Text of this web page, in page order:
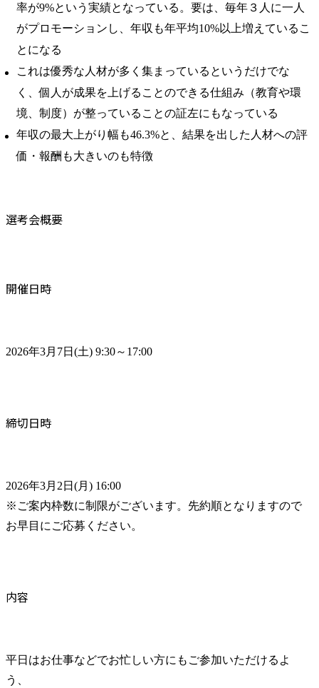
率が9%という実績となっている。要は、 毎年３人に一人
がプロモーションし、年収も年平均10%以上増えている こ
とになる
これは優秀な人材が多く集まっているというだけでな
く、個人が成果を上げることのできる仕組み（教育や環
境、制度）が整っていることの証左にもなっている
年収の最大上がり幅も46.3%と、結果を出した人材への評
価・報酬も大きいのも特徴
選考会概要
開催日時
2026年3月7日(土) 9:30～17:00
締切日時
2026年3月2日(月) 16:00
※ご案内枠数に制限がございます。先約順となりますので
お早目にご応募ください。
内容
平日はお仕事などでお忙しい方にもご参加いただけるよ
う、